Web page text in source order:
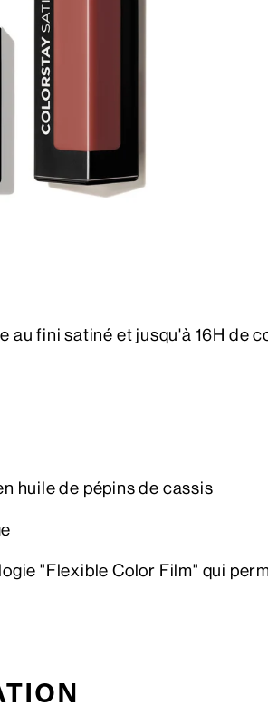
fini satiné et jusqu'à 16H de
huile de pépins de cassis
"Flexible Color Film" qui